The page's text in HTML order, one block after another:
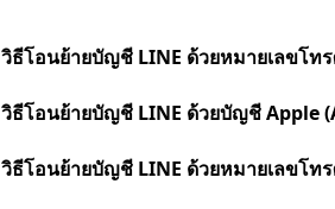
วิธีโอนย้ายบัญชี LINE ด้วยหมายเลขโท
วิธีโอนย้ายบัญชี LINE ด้วยบัญชี Apple
วิธีโอนย้ายบัญชี LINE ด้วยหมายเลขโท